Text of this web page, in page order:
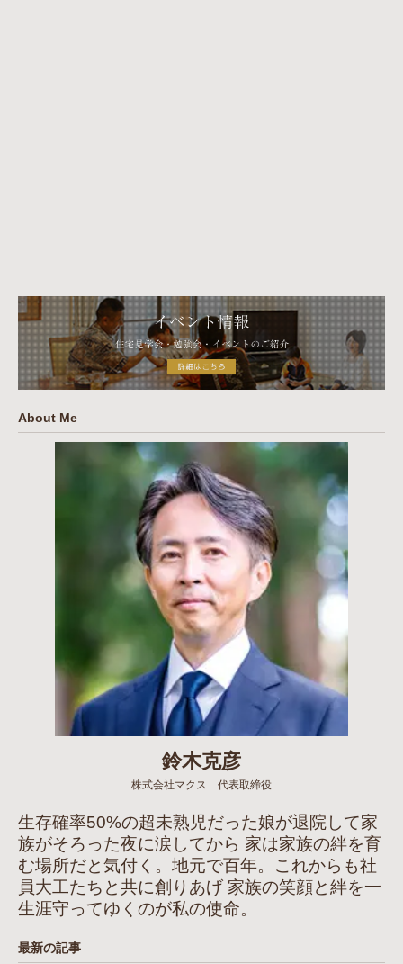
About Me
鈴木克彦
株式会社マクス 代表取締役
生存確率50%の超未熟児だった娘が退院して家
族がそろった夜に涙してから 家は家族の絆を育
む場所だと気付く。地元で百年。これからも社
員大工たちと共に創りあげ 家族の笑顔と絆を一
生涯守ってゆくのが私の使命。
最新の記事